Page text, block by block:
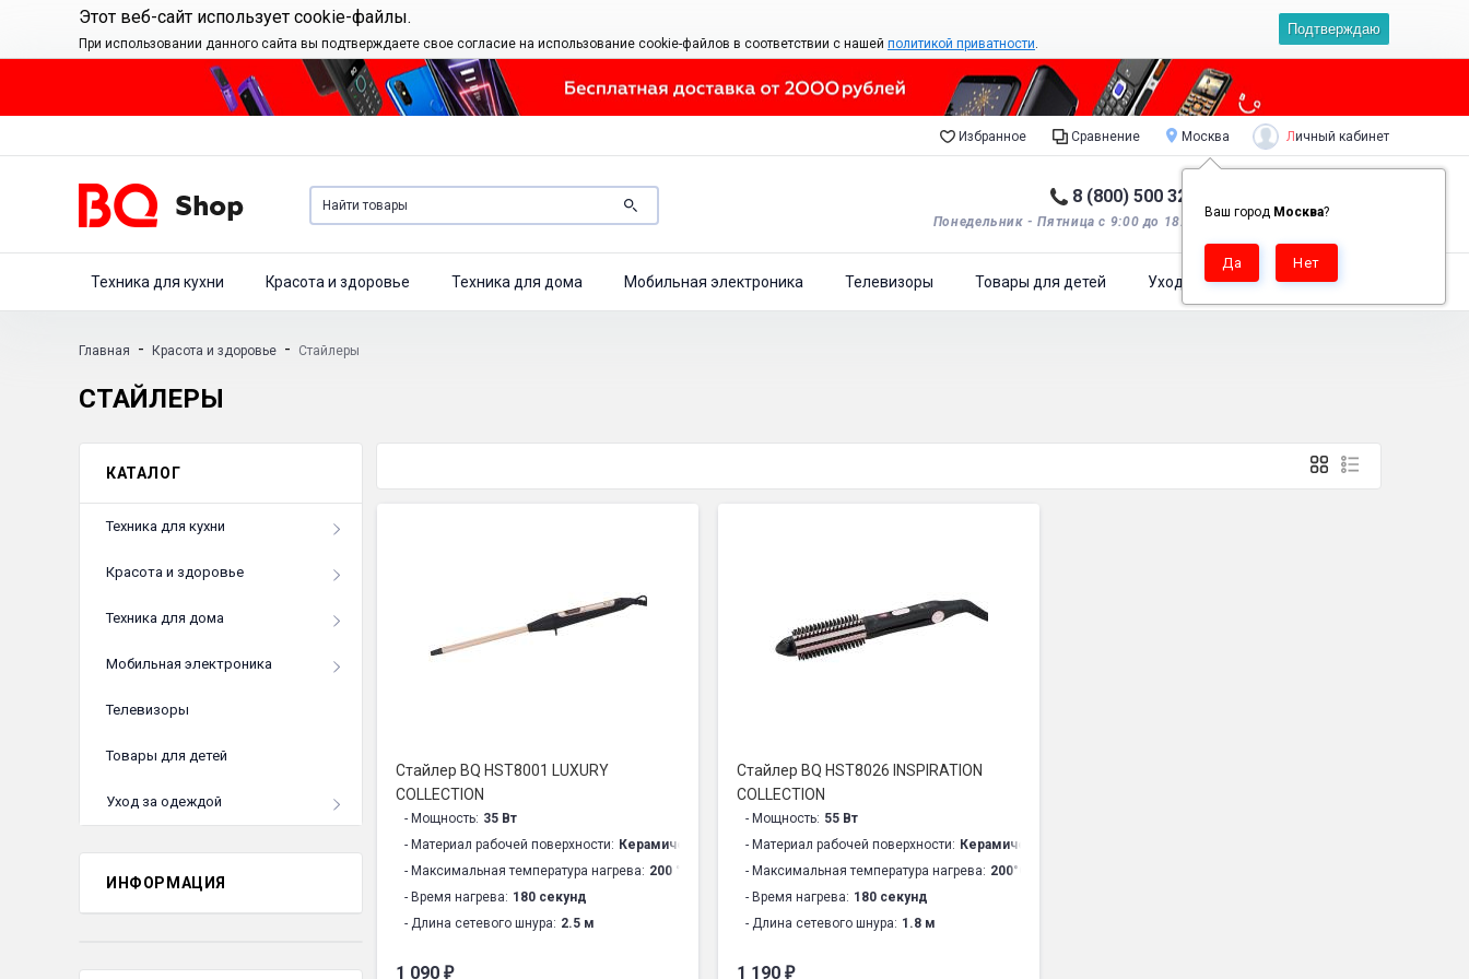
Этот веб-сайт использует cookie-файлы.
При использовании данного сайта вы подтверждаете свое согласие на использование cookie-файлов в соответствии с нашей политикой приватности.
Подтверждаю
Избранное Сравнение Москва
Ваш город Москва?
Личный кабинет
8 (800) 500 32 90
Понедельник - Пятница с 9:00 до 18:00*.
0 Корзина пуста
Техника для кухни Красота и здоровье Техника для дома Мобильная электроника Телевизоры Товары для детей Уход за одеждой
Главная - Красота и здоровье - Стайлеры
СТАЙЛЕРЫ
КАТАЛОГ
Техника для кухни
Красота и здоровье
Техника для дома
Мобильная электроника
Телевизоры
Товары для детей
Уход за одеждой
ИНФОРМАЦИЯ
Стайлер BQ HST8001 LUXURY
COLLECTION
- Мощность: 35 Вт
- Материал рабочей поверхности: Керамическое покрытие
- Максимальная температура нагрева: 200 °C
- Время нагрева: 180 секунд
- Длина сетевого шнура: 2.5 м
- Петля для подвешивания:
1 090 ₽
Стайлер BQ HST8026 INSPIRATION
COLLECTION
- Мощность: 55 Вт
- Материал рабочей поверхности: Керамическое покрытие
- Максимальная температура нагрева: 200°C
- Время нагрева: 180 секунд
- Длина сетевого шнура: 1.8 м
- Вес нетто:
1 190 ₽